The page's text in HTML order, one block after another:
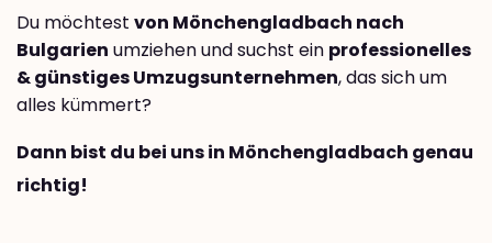
Du möchtest von Mönchengladbach nach
Bulgarien umziehen und suchst ein professionelles
& günstiges Umzugsunternehmen, das sich um
alles kümmert?
Dann bist du bei uns in Mönchengladbach genau
richtig!